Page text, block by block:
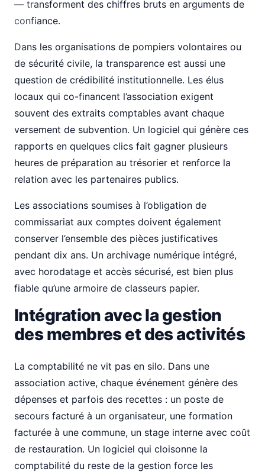
— transforment des chiffres bruts en arguments de
confiance.
Dans les organisations de pompiers volontaires ou
de sécurité civile, la transparence est aussi une
question de crédibilité institutionnelle. Les élus
locaux qui co-financent l’association exigent
souvent des extraits comptables avant chaque
versement de subvention. Un logiciel qui génère ces
rapports en quelques clics fait gagner plusieurs
heures de préparation au trésorier et renforce la
relation avec les partenaires publics.
Les associations soumises à l’obligation de
commissariat aux comptes doivent également
conserver l’ensemble des pièces justificatives
pendant dix ans. Un archivage numérique intégré,
avec horodatage et accès sécurisé, est bien plus
fiable qu’une armoire de classeurs papier.
Intégration avec la gestion
des membres et des activités
La comptabilité ne vit pas en silo. Dans une
association active, chaque événement génère des
dépenses et parfois des recettes : un poste de
secours facturé à un organisateur, une formation
facturée à une commune, un stage interne avec coût
de restauration. Un logiciel qui cloisonne la
comptabilité du reste de la gestion force les